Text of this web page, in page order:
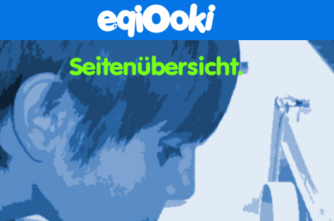
Seitenübersicht.